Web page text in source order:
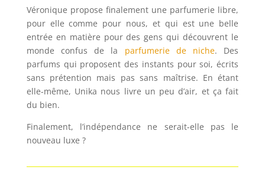
Véronique propose finalement une parfumerie libre,
pour elle comme pour nous, et qui est une belle
entrée en matière pour des gens qui découvrent le
monde confus de la parfumerie de niche. Des
parfums qui proposent des instants pour soi, écrits
sans prétention mais pas sans maîtrise. En étant
elle-même, Unika nous livre un peu d’air, et ça fait
du bien.
Finalement, l’indépendance ne serait-elle pas le
nouveau luxe ?